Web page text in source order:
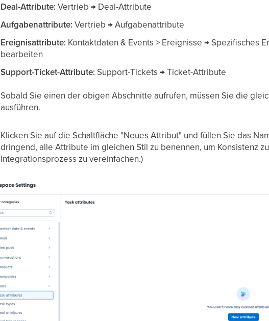
Deal-Attribute:Vertrieb → Deal-Attribute
Aufgabenattribute:Vertrieb → Aufgabenattribute
Ereignisattribute: Kontaktdaten & Events > Ereignisse → Spezifisches
bearbeiten
Support-Ticket-Attribute: Support-Tickets → Ticket-Attribute
Sobald Sie einen der obigen Abschnitte aufrufen, müssen Sie die
ausführen.
Klicken Sie auf die Schaltfläche "Neues Attribut" und füllen Sie das
dringend, alle Attribute im gleichen Stil zu benennen, um Konsistenz
Integrationsprozess zu vereinfachen.)